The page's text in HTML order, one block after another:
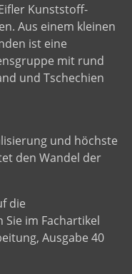
Kunststoff-
Aus einem kleinen
ist eine
mit rund
und Tschechien
und höchste
den Wandel der
die
im Fachartikel
Ausgabe 40